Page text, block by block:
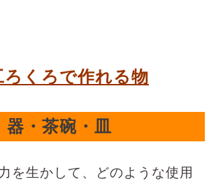
ろくろで作れる物
器・茶碗・皿
を生かして、どのような使用